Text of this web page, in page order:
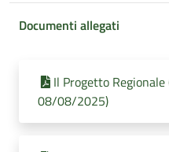
Documenti allegati
Il Progetto
08/08/2025)